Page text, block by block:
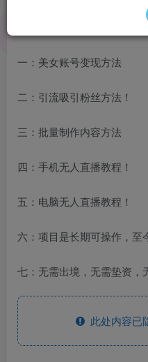
一：美女账号变现方法
二：引流吸引粉丝方法！
三：批量制作内容方法
四：手机无人直播教程！
五：电脑无人直播教程！
六：项目是长期可操作，至
七：无需出境，无需垫资，
此处内容已